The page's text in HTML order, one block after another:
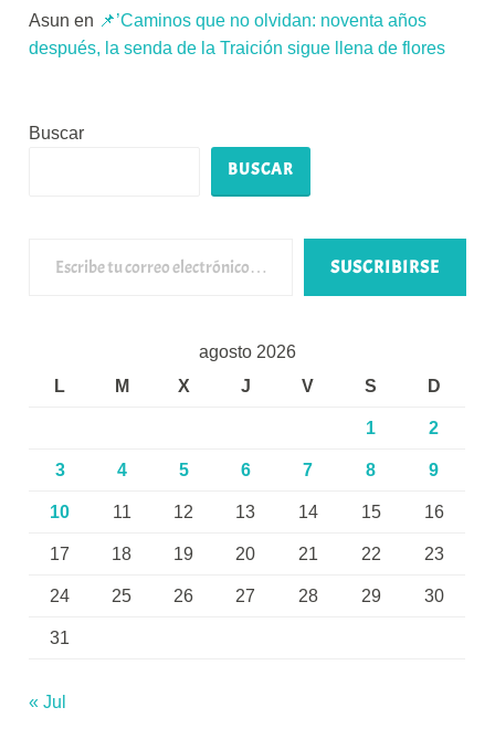
Asun en 📌’Caminos que no olvidan: noventa años
después, la senda de la Traición sigue llena de flores
Buscar
BUSCAR
SUSCRIBIRSE
agosto 2026
L
M X J V S D
1 2
3 4 5 6 7 8 9
10 11 12 13 14 15 16
17 18 19 20 21 22 23
24 25 26 27 28 29 30
31
« Jul